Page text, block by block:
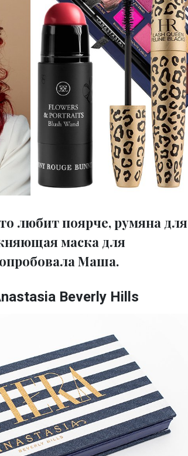
любит поярче, румяна для
маска для
Маша.
Beverly Hills